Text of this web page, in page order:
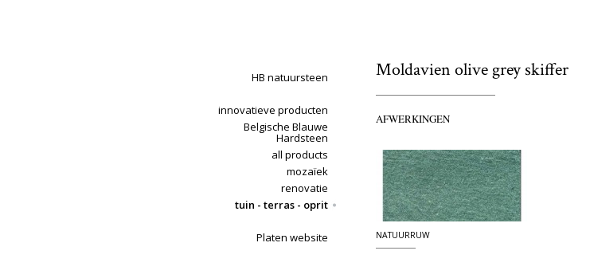
HB natuursteen
innovatieve producten
Belgische Blauwe
Hardsteen
all products
mozaïek
renovatie
tuin - terras - oprit
Platen website
Moldavien olive grey skiffer
AFWERKINGEN
NATUURRUW